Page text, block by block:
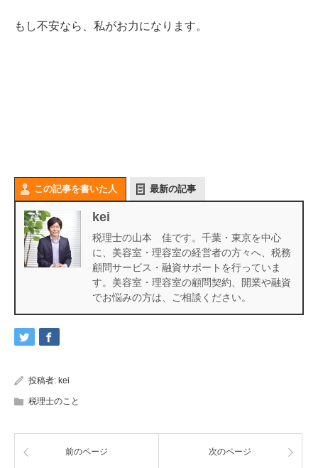
もし不安なら、私がお力になります。
この記事を書いた人 最新の記事
kei
税理士の山本 佳です。千葉・東京を中心
に、美容室・理容室の経営者の方々へ、税務
顧問サービス・融資サポートを行っていま
す。美容室・理容室の顧問契約、開業や融資
でお悩みの方は、ご相談ください。
投稿者: kei
税理士のこと
前のページ 次のページ